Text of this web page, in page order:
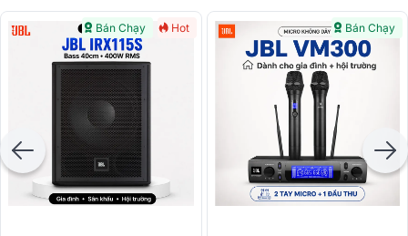
Bán Chạy Hot Bán Chạy